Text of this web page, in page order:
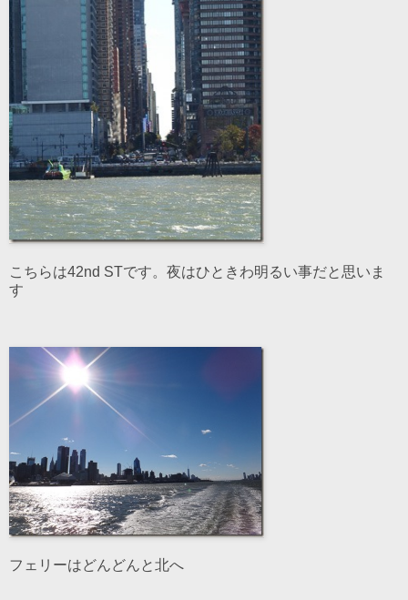
こちらは42nd STです。夜はひときわ明るい事だと思いま
す
フェリーはどんどんと北へ